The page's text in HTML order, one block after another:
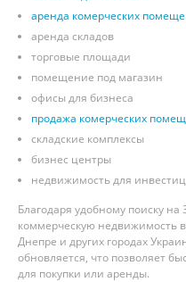
аренда комерческих
аренда складов
торговые площади
помещение под магазин
офисы для бизнеса
продажа комерческих
складские комплексы
бизнес центры
недвижимость для
Благодаря удобному поиску
коммерческую недвижимость
Днепре и других городах
обновляется, что позволяет
для покупки или аренды.